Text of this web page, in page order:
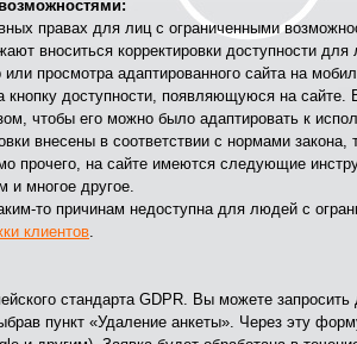
правах для лиц с ограниченными
вноситься корректировки доступности
просмотра адаптированного сайта на
доступности, появляющуюся на
чтобы его можно было адаптировать к
внесены в соответствии с нормами
прочего, на сайте имеются следующие
и многое другое.
то причинам недоступна для людей с
клиентов.
стандарта GDPR. Вы можете
пункт «Удаление анкеты». Через эту